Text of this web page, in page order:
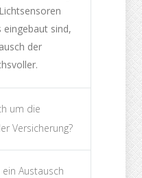
eingebaut sind,
der
um die
Versicherung?
Austausch